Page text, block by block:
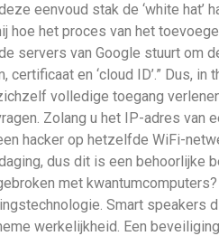
eenvoud stak de ‘white hat’
hoe het proces van het
servers van Google stuurt om
certificaat en ‘cloud ID’.” Dus,
volledige toegang
Zolang u het IP-adres van
hacker op hetzelfde WiFi-
dus dit is een behoorlijke
met
Smart speakers
werkelijkheid. Een